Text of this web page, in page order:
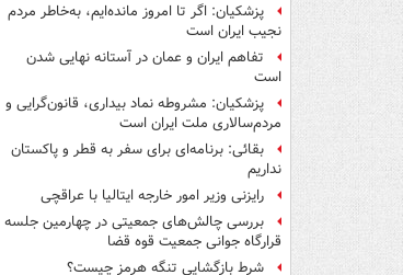
پزشکیان: اگر تا امروز مانده‌ایم، به‌خاطر مردم
نجیب ایران است
تفاهم ایران و عمان در آستانه نهایی شدن
است
پزشکیان: مشروطه نماد بیداری، قانون‌گرایی و
مردم‌سالاری ملت ایران است
بقائی: برنامه‌ای برای سفر به قطر و پاکستان
نداریم
رایزنی وزیر امور خارجه ایتالیا با عراقچی
بررسی چالش‌های جمعیتی در چهارمین جلسه
قرارگاه جوانی جمعیت قوه قضا
شرط بازگشایی تنگه هرمز چیست؟